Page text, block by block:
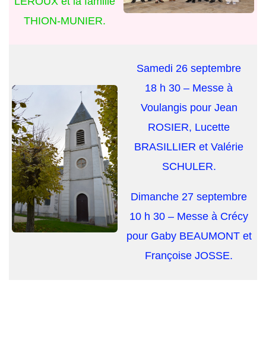
THION-MUNIER.
Samedi 26 septembre
18 h 30 – Messe à
Voulangis pour Jean
ROSIER, Lucette
BRASILLIER et Valérie
SCHULER.
Dimanche 27 septembre
10 h 30 – Messe à Crécy
pour Gaby BEAUMONT et
Françoise JOSSE.